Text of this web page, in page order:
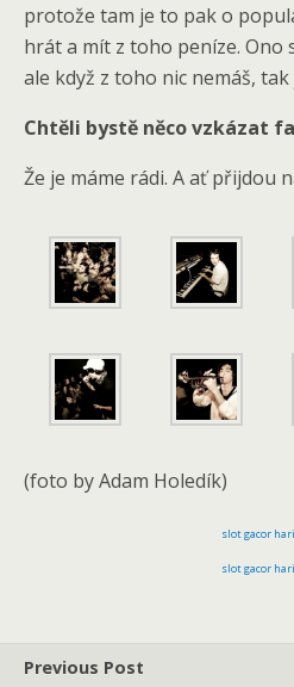
protože tam je to pak o
hrát a mít z toho peníze. Ono
ale když z toho nic nemáš,
Chtěli bystě něco vzkázat
Že je máme rádi. A ať přijdou
(foto by Adam Holedík)
slot gacor
slot gacor
Previous Post